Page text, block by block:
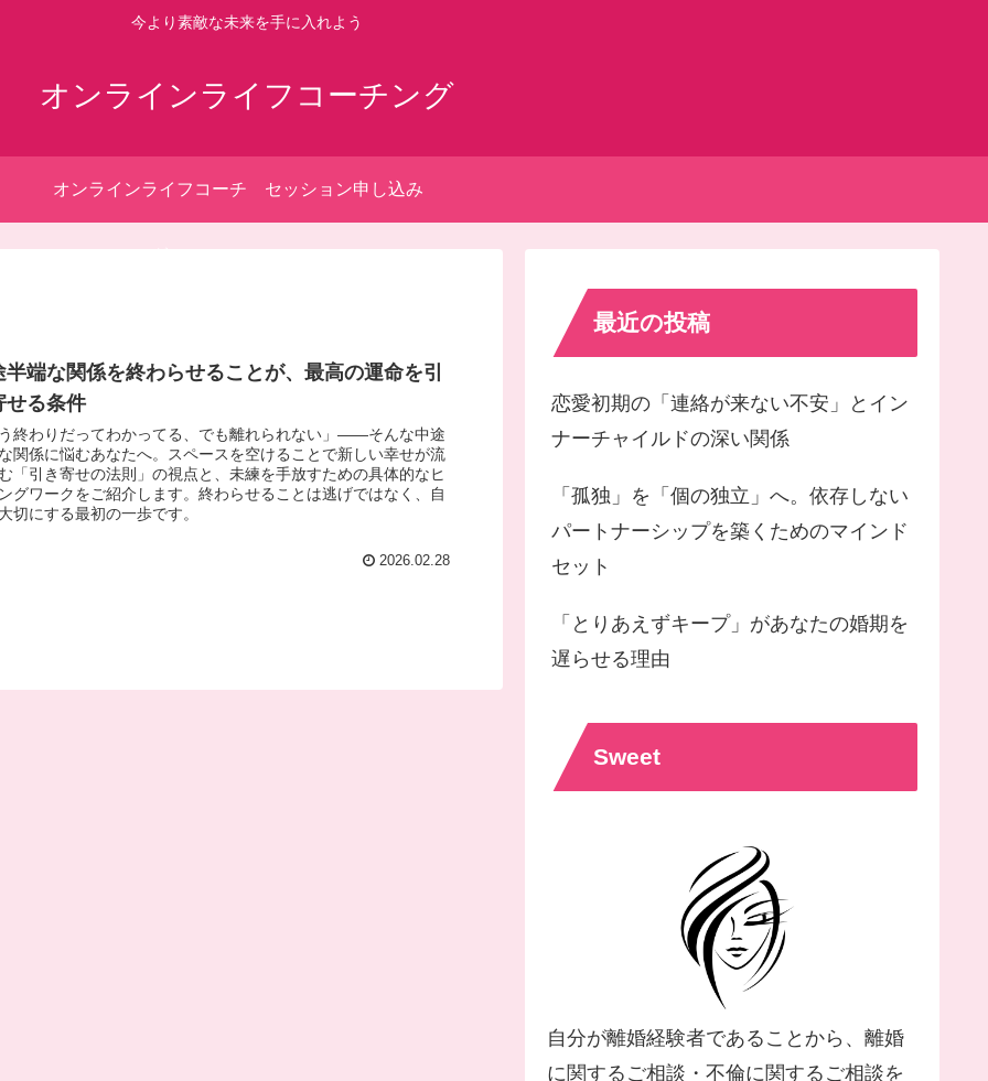
今より素敵な未来を手に入れよう
オンラインライフコーチング
オンラインライフコーチ
ング
セッション申し込み
半端な関係を終わらせることが、最高の運命を引
せる条件
終わりだってわかってる、でも離れられない」——そんな中途
関係に悩むあなたへ。スペースを空けることで新しい幸せが流
「引き寄せの法則」の視点と、未練を手放すための具体的なヒ
グワークをご紹介します。終わらせることは逃げではなく、自
切にする最初の一歩です。
2026.02.28
最近の投稿
恋愛初期の「連絡が来ない不安」とイン
ナーチャイルドの深い関係
「孤独」を「個の独立」へ。依存しない
パートナーシップを築くためのマインド
セット
「とりあえずキープ」があなたの婚期を
遅らせる理由
Sweet
自分が離婚経験者であることから、離婚
に関するご相談・不倫に関するご相談を